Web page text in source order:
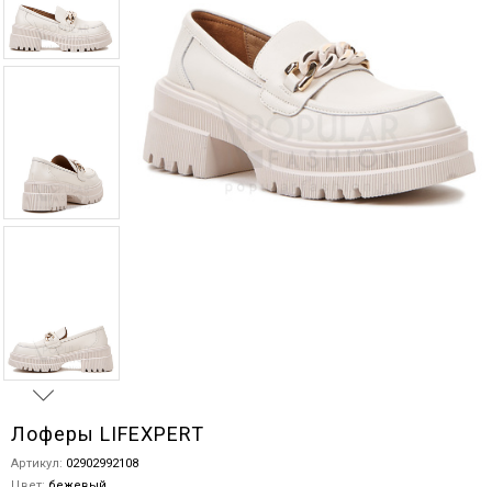
Лоферы LIFEXPERT
Артикул: 02902992108